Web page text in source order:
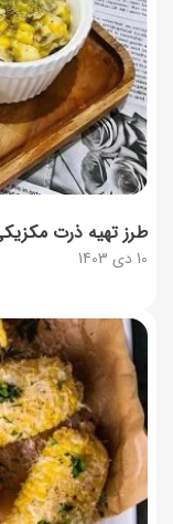
10 دی 1403
طرز تهیه ذرت